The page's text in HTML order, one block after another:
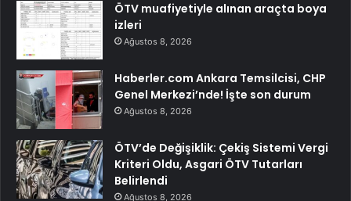
ÖTV muafiyetiyle alınan araçta boya
izleri
Ağustos 8, 2026
Haberler.com Ankara Temsilcisi, CHP
Genel Merkezi’nde! İşte son durum
Ağustos 8, 2026
ÖTV’de Değişiklik: Çekiş Sistemi Vergi
Kriteri Oldu, Asgari ÖTV Tutarları
Belirlendi
Ağustos 8, 2026